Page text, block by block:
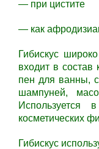
— при цистите
— как
Гибискус
входит в состав
пен для ванны,
шампуней,
Используется
косметических
Гибискус